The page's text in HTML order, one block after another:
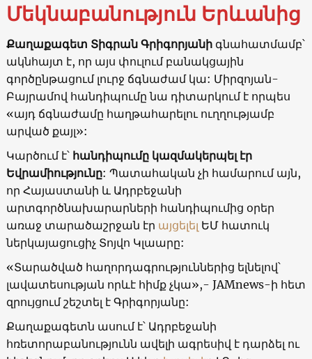
Մեկնաբանություն Երևանից
Քաղաքագետ Տիգրան Գրիգորյանիգնահատմամբ՝
ակնհայտ է, որ այս փուլում բանակցային
գործընթացում լուրջ ճգնաժամ կա: Միրզոյան-
Բայրամով հանդիպումը նա դիտարկում է որպես
«այդ ճգնաժամը հաղթահարելու ուղղությամբ
արված քայլ»:
Կարծում է՝ հանդիպումը կազմակերպել էր
Եվրամիությունը: Պատահական չի համարում այն,
որ Հայաստանի և Ադրբեջանի
արտգործնախարարների հանդիպումից օրեր
առաջ տարածաշրջան էր այցելել ԵՄ հատուկ
ներկայացուցիչ Տոյվո Կլաարը:
«Տարածված հաղորդագրություններից ելնելով՝
լավատեսության որևէ հիմք չկա»,- JAMnews-ի հետ
զրույցում շեշտել է Գրիգորյանը:
Քաղաքագետն ասում է՝ Ադրբեջանի
հռետորաբանությունն ավելի ագրեսիվ է դարձել ու